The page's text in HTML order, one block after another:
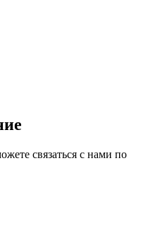
связаться с нами по